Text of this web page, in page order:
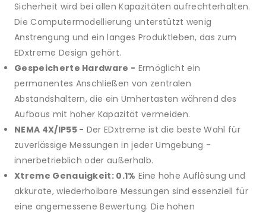
Sicherheit wird bei allen Kapazitäten aufrechterhalten.
Die Computermodellierung unterstützt wenig
Anstrengung und ein langes Produktleben, das zum
EDxtreme Design gehört.
Gespeicherte Hardware - Ermöglicht ein
permanentes Anschließen von zentralen
Abstandshaltern, die ein Umhertasten während des
Aufbaus mit hoher Kapazität vermeiden.
NEMA 4X/IP55 - Der EDxtreme ist die beste Wahl für
zuverlässige Messungen in jeder Umgebung -
innerbetrieblich oder außerhalb.
Xtreme Genauigkeit: 0.1% Eine hohe Auflösung und
akkurate, wiederholbare Messungen sind essenziell für
eine angemessene Bewertung. Die hohen